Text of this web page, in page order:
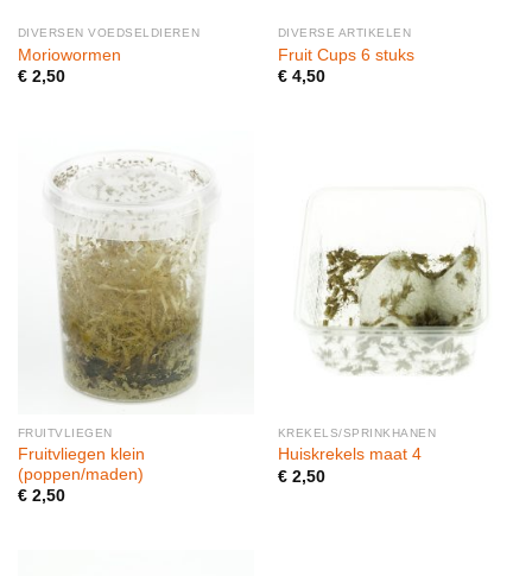
DIVERSEN VOEDSELDIEREN
Moriowormen
€2,50
DIVERSE ARTIKELEN
Fruit Cups 6 stuks
€4,50
FRUITVLIEGEN
Fruitvliegen klein
(poppen/maden)
€2,50
KREKELS/SPRINKHANEN
Huiskrekels maat 4
€2,50